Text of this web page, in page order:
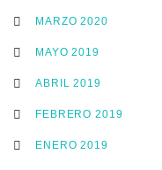
MARZO 2020
MAYO 2019
ABRIL 2019
FEBRERO 2019
ENERO 2019